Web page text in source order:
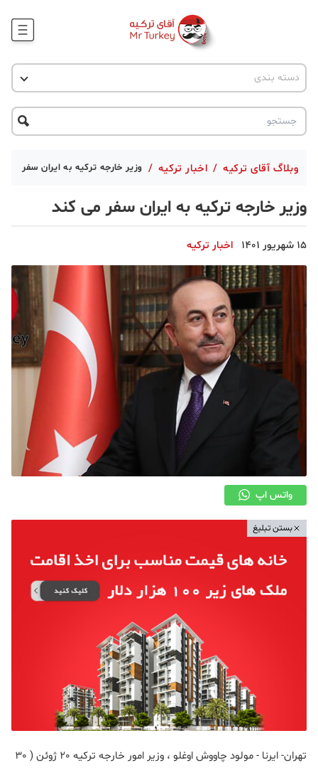
وبلاگ
جاذبه گردشگری
دسته بندی
اخبار ترکیه
پروژه ها
تحصیل در ترکیه
ترکیه گردی
دانستنی
دکوراسیون
قبرس
وبلاگ آقای ترکیه / اخبار ترکیه / وزیر خارجه ترکیه به ایران سفر می
وزیر خارجه ترکیه به ایران سفر می کند
15 شهریور 1401 اخبار ترکیه
واتس اپ
بستن تبلیغ
تهران- ایرنا - مولود چاووش اوغلو ، وزیر امور خارجه ترکیه 20 ژوئن ( 30